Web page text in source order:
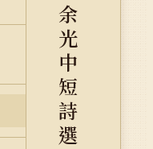
余
光
中
短
詩
選